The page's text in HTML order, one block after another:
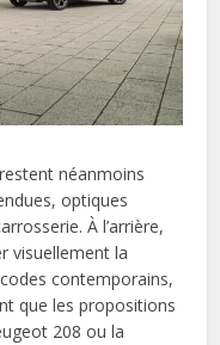
néanmoins
optiques
À l’arrière,
visuellement la
codes contemporains,
que les propositions
208 ou la